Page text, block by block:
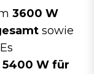
3600 W
sowie
5400 W für